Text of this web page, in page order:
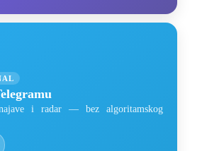
i radar — bez algoritamskog